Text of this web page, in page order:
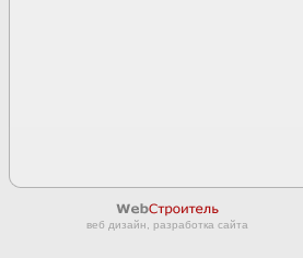
веб дизайн, разработка сайта